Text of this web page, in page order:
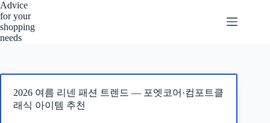
본
문
으
로
Advice
for your
shopping
needs
2026 여름 리넨 패션 트렌드 — 포엣코어·컴포트클
래식 아이템 추천